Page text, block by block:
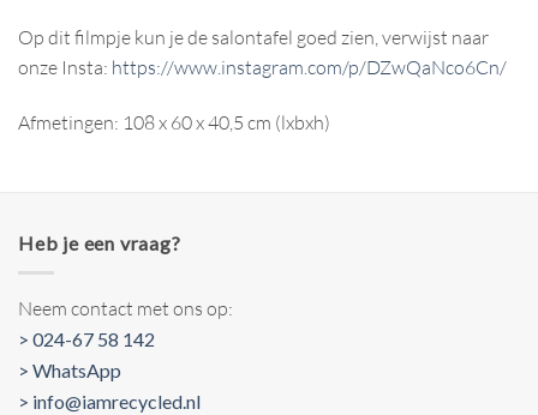
Op dit filmpje kun je de salontafel goed zien, verwijst naar
onze Insta: https://www.instagram.com/p/DZwQaNco6Cn/
Afmetingen: 108 x 60 x 40,5 cm (lxbxh)
Heb je een vraag?
Neem contact met ons op:
> 024-67 58 142
> WhatsApp
> info@iamrecycled.nl